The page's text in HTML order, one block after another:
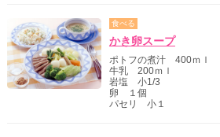
食べる
かき卵スープ
ポトフの煮汁 400ｍｌ
牛乳 200ｍｌ
岩塩 小1/3
卵 １個
パセリ 小１